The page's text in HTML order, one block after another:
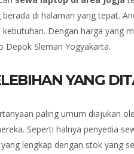
berada di halaman yang tepat.
Dengan harga yang
Depok Sleman Yogyakarta.
YANG
paling umum diajukan
Seperti halnya penyedia
lengkap dengan stok yang